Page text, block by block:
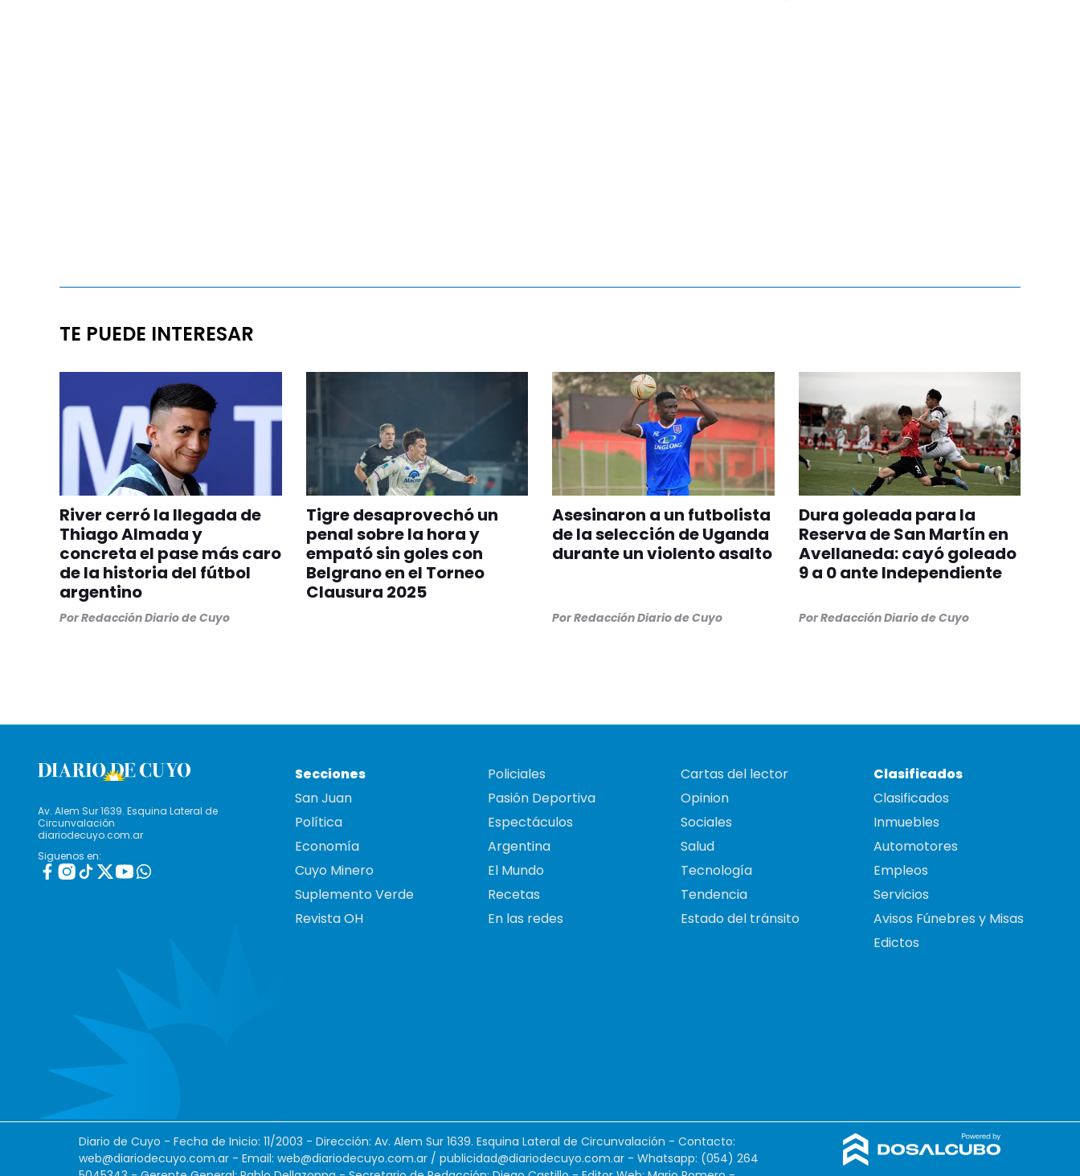
TE PUEDE INTERESAR
River cerró la llegada de
Thiago Almada y
concreta el pase más caro
de la historia del fútbol
argentino
PorRedacción Diario de Cuyo
Tigre desaprovechó un
penal sobre la hora y
empató sin goles con
Belgrano en el Torneo
Clausura 2025
Asesinaron a un futbolista
de la selección de Uganda
durante un violento asalto
PorRedacción Diario de Cuyo
Dura goleada para la
Reserva de San Martín en
Avellaneda: cayó goleado
9 a 0 ante Independiente
PorRedacción Diario de Cuyo
Av. Alem Sur 1639. Esquina Lateral de
Circunvalación
diariodecuyo.com.ar
Siguenos en:
Secciones
San Juan
Política
Economía
Cuyo Minero
Suplemento Verde
Revista OH
Policiales
Pasión Deportiva
Espectáculos
Argentina
El Mundo
Recetas
En las redes
Cartas del lector
Opinion
Sociales
Salud
Tecnología
Tendencia
Estado del tránsito
Clasificados
Clasificados
Inmuebles
Automotores
Empleos
Servicios
Avisos Fúnebres y Misas
Edictos
Diario de Cuyo - Fecha de Inicio: 11/2003 - Dirección: Av. Alem Sur 1639. Esquina Lateral de Circunvalación - Contacto:
web@diariodecuyo.com.ar - Email: web@diariodecuyo.com.ar / publicidad@diariodecuyo.com.ar - Whatsapp: (054) 264